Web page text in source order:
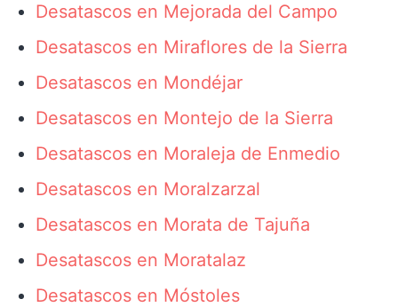
Desatascos en Mejorada del Campo
Desatascos en Miraflores de la Sierra
Desatascos en Mondéjar
Desatascos en Montejo de la Sierra
Desatascos en Moraleja de Enmedio
Desatascos en Moralzarzal
Desatascos en Morata de Tajuña
Desatascos en Moratalaz
Desatascos en Móstoles